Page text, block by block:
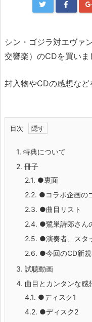
シン・ゴジラ対エヴァ
交響楽）のCDを買いま
封入物やCDの感想など
目次
1. 特典について
2. 冊子
2.1. ●裏面
2.2. ●コラボ企画の
2.3. ●曲目リスト
2.4. ●鷺巣詩郎さん
2.5. ●演奏者、スタ
2.6. ●今回のCD新
3. 試聴動画
4. 曲目とカンタンな感
4.1. ●ディスク1
4.2. ●ディスク2